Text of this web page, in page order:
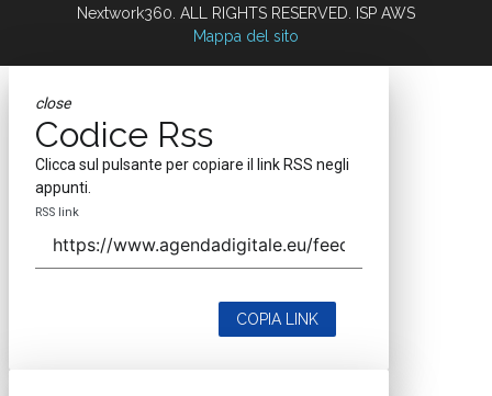
Nextwork360. ALL RIGHTS RESERVED. ISP AWS
Mappa del sito
close
Codice Rss
Clicca sul pulsante per copiare il link RSS negli
appunti.
RSS link
COPIA LINK